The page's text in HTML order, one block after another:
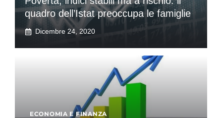
quadro dell’Istat preoccupa le famiglie
Dicembre 24, 2020
ECONOMIA E FINANZA